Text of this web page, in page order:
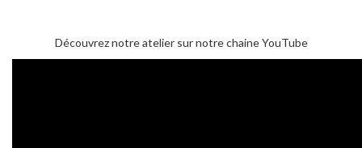
Découvrez notre atelier sur notre chaine YouTube